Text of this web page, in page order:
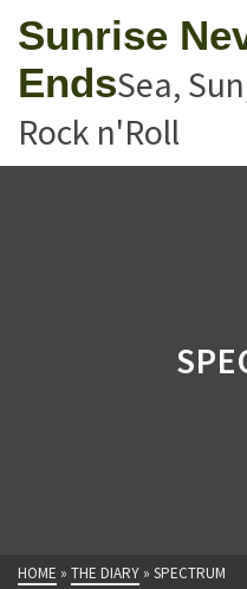
Sunrise
EndsSea,
Rock n'Roll
HOME » THE DIARY » SPECTRUM